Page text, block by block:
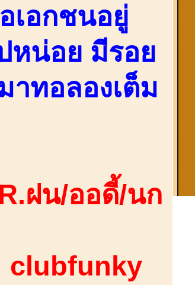
เอกชนอยู่
หน่อย มีรอย
าทอลองเต็ม
ฝน/ออดี้/นก
clubfunky